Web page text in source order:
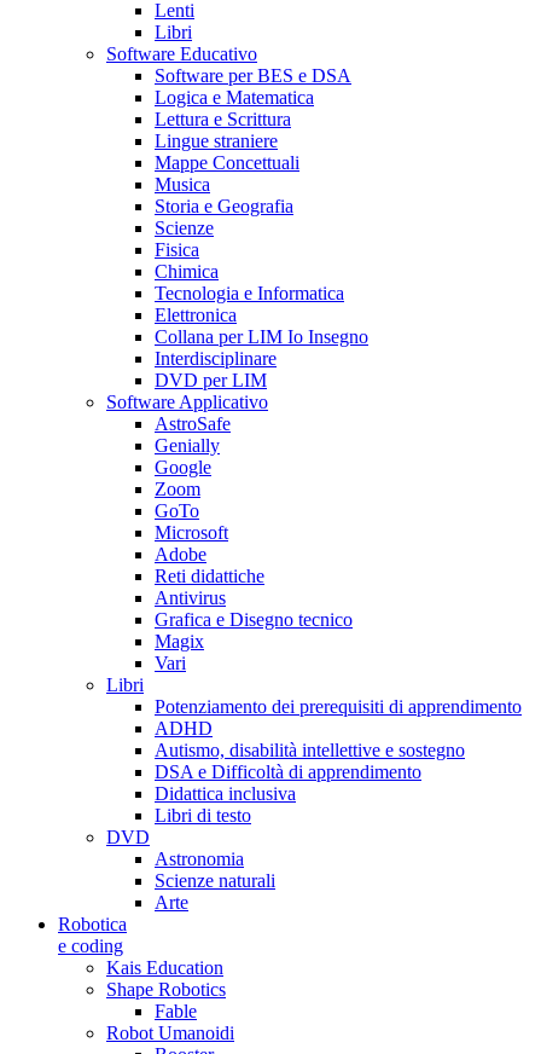
Lenti
Libri
Software Educativo
Software per BES e DSA
Logica e Matematica
Lettura e Scrittura
Lingue straniere
Mappe Concettuali
Musica
Storia e Geografia
Scienze
Fisica
Chimica
Tecnologia e Informatica
Elettronica
Collana per LIM Io Insegno
Interdisciplinare
DVD per LIM
Software Applicativo
AstroSafe
Genially
Google
Zoom
GoTo
Microsoft
Adobe
Reti didattiche
Antivirus
Grafica e Disegno tecnico
Magix
Vari
Libri
Potenziamento dei prerequisiti di apprendimento
ADHD
Autismo, disabilità intellettive e sostegno
DSA e Difficoltà di apprendimento
Didattica inclusiva
Libri di testo
DVD
Astronomia
Scienze naturali
Arte
Robotica
e coding
Kais Education
Shape Robotics
Fable
Robot Umanoidi